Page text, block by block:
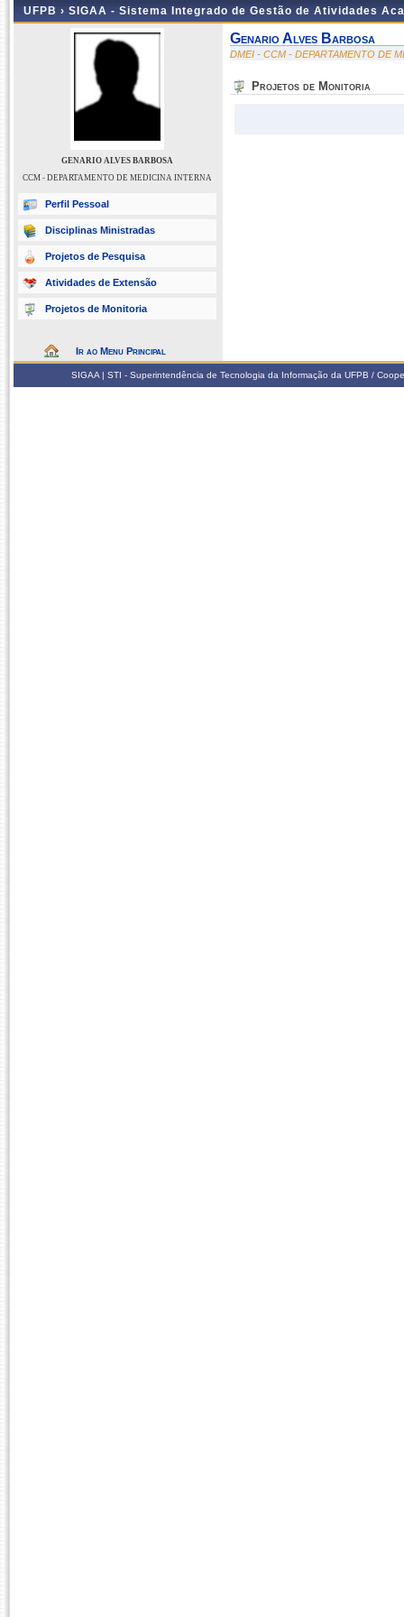
UFPB › SIGAA - Sistema Integrado de Gestão de Atividades
GENARIO ALVES BARBOSA
CCM - DEPARTAMENTO DE MEDICINA INTERNA
Perfil Pessoal
Disciplinas Ministradas
Projetos de Pesquisa
Atividades de Extensão
Projetos de Monitoria
Ir ao Menu Principal
Genario Alves Barbosa
DMEI - CCM - DEPARTAMENTO DE
Projetos de Monitoria
SIGAA | STI - Superintendência de Tecnologia da Informação da UFPB /